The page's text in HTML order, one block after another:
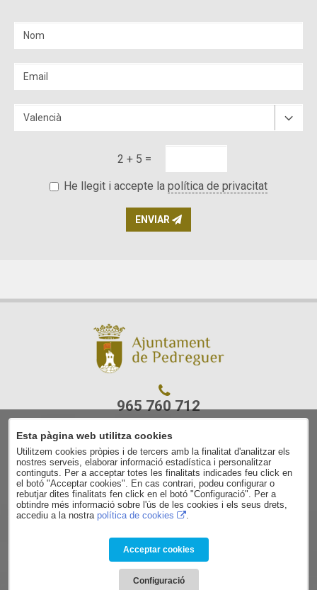
2 + 5 =
He llegit i accepte la política de privacitat
ENVIAR
965 760 712
C/ Ajuntament, 7
03750 Pedreguer
(Alacant)
Avís legal
Contacte
Política de cookies
Condicions de contractació
Esta pàgina web utilitza cookies
Utilitzem cookies pròpies i de tercers amb la finalitat d'analitzar els
nostres serveis, elaborar informació estadística i personalitzar
continguts. Per a acceptar totes les finalitats indicades feu click en
el botó "Acceptar cookies". En cas contrari, podeu configurar o
rebutjar dites finalitats fen click en el botó "Configuració". Per a
obtindre més informació sobre l'ús de les cookies i els seus drets,
accediu a la nostra política de cookies .
Acceptar cookies
Configuració